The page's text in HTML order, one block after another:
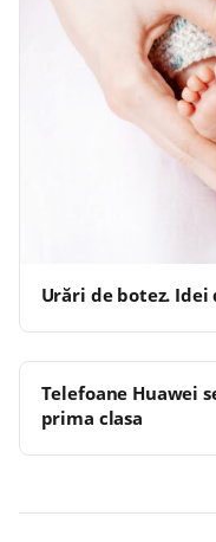
Urări de botez. Idei
Telefoane Huawei
prima clasa